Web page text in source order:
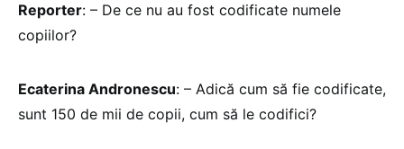
Reporter: – De ce nu au fost codificate numele
copiilor?
Ecaterina Andronescu: – Adică cum să fie codificate,
sunt 150 de mii de copii, cum să le codifici?